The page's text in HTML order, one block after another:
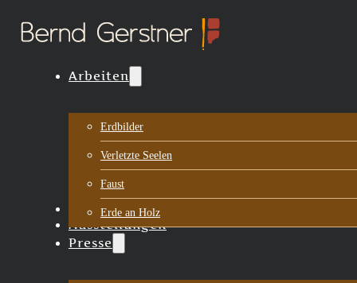
Arbeiten
Erdbilder
Verletzte Seelen
Faust
Erde an Holz
Biografie
Ausstellungen
Presse